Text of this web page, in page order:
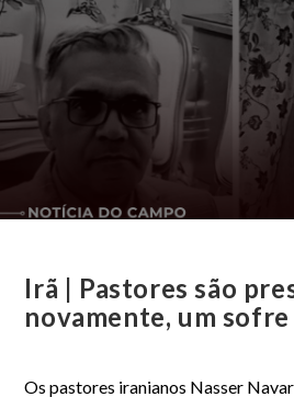
Irã | Pastores são
novamente, um
Os pastores iranianos Nasser